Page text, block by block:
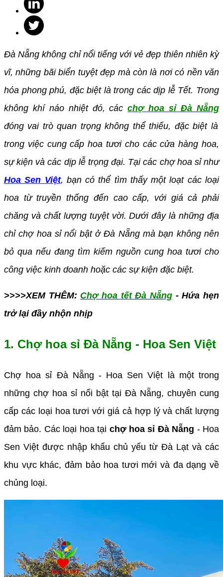
Đà Nẵng không chỉ nổi tiếng với vẻ đẹp thiên nhiên kỳ
vĩ, những bãi biển tuyệt đẹp mà còn là nơi có nền văn
hóa phong phú, đặc biệt là trong các dịp lễ Tết. Trong
không khí náo nhiệt đó, các chợ hoa sỉ Đà Nẵng
đóng vai trò quan trọng không thể thiếu, đặc biệt là
trong việc cung cấp hoa tươi cho các cửa hàng hoa,
sự kiện và các dịp lễ trọng đại. Tại các chợ hoa sỉ như
Hoa Sen Việt, bạn có thể tìm thấy một loạt các loại
hoa từ truyền thống đến cao cấp, với giá cả phải
chăng và chất lượng tuyệt vời. Dưới đây là những địa
chỉ chợ hoa sỉ nổi bật ở Đà Nẵng mà bạn không nên
bỏ qua nếu đang tìm kiếm nguồn cung hoa tươi cho
công việc kinh doanh hoặc các sự kiện đặc biệt.
>>>>XEM THÊM: Chợ hoa tết Đà Nẵng - Hứa hẹn
trở lại đầy nhộn nhịp
1. Chợ hoa sỉ Đà Nẵng - Hoa Sen Việt
Chợ hoa sỉ Đà Nẵng - Hoa Sen Việt là một trong
những chợ hoa sỉ nổi bật tại Đà Nẵng, chuyên cung
cấp các loại hoa tươi với giá cả hợp lý và chất lượng
đảm bảo. Các loại hoa tại chợ hoa sỉ Đà Nẵng - Hoa
Sen Việt được nhập khẩu chủ yếu từ Đà Lạt và các
khu vực khác, đảm bảo hoa tươi mới và đa dạng về
chủng loại.